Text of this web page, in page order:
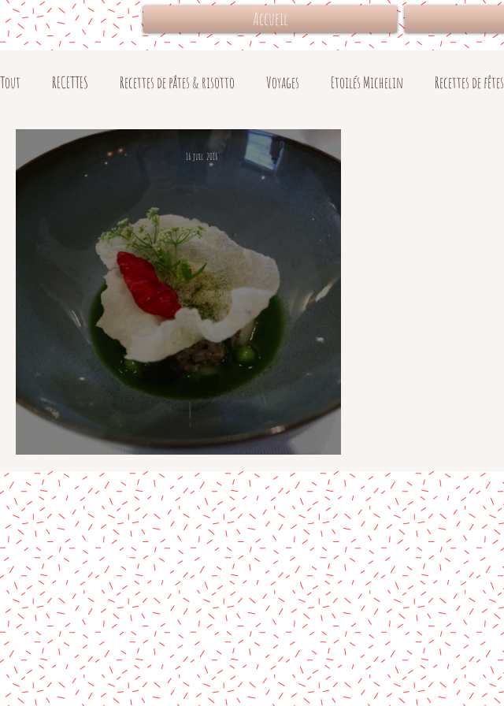
Accueil
Tout RECETTES Recettes de pâtes & risotto Voyages Etoilés Michelin Recettes de fêtes
Le Délice du jour, Gerpinnes.
16 juil. 2016